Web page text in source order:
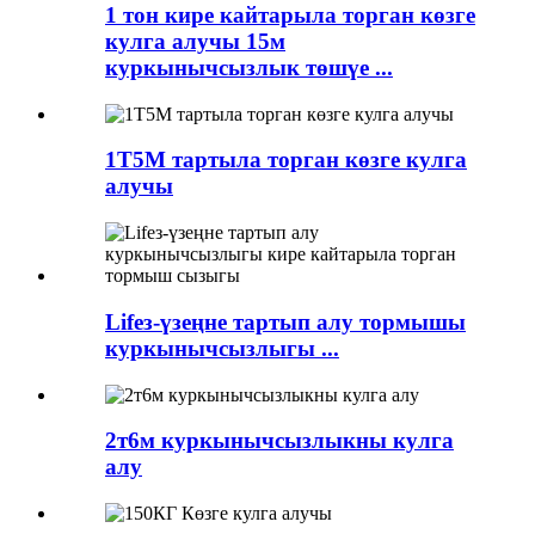
1 тон кире кайтарыла торган көзге
кулга алучы 15м
куркынычсызлык төшүе ...
1Т5М тартыла торган көзге кулга
алучы
Lifeз-үзеңне тартып алу тормышы
куркынычсызлыгы ...
2т6м куркынычсызлыкны кулга
алу